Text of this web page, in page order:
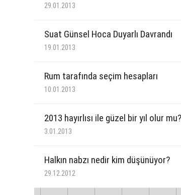
29.01.2013
Suat Günsel Hoca Duyarlı Davrandı
19.01.2013
Rum tarafında seçim hesapları
10.01.2013
2013 hayırlısı ile güzel bir yıl olur mu?
3.01.2013
Halkın nabzı nedir kim düşünüyor?
29.12.2012